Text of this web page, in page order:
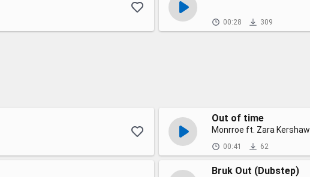
00:28 309
Out of time
Monrroe ft. Zara Kershaw
00:41 62
Bruk Out (Dubstep)